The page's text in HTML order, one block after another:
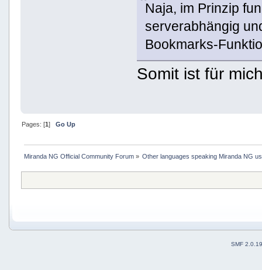
Naja, im Prinzip
serverabhängig
Bookmarks-
Somit ist für
Pages: [1] Go Up
Miranda NG Official Community Forum» Other languages speaking Miranda NG
SMF 2.0.19